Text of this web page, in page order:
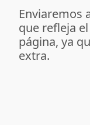
Enviaremos
que refleja
página, ya
extra.